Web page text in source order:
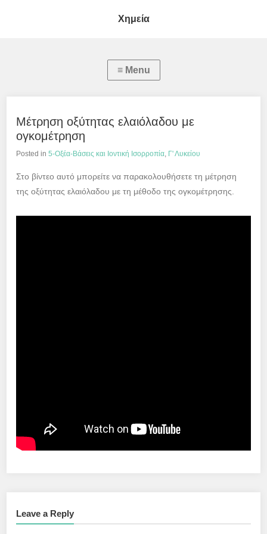
Χημεία
Μέτρηση οξύτητας ελαιόλαδου με
ογκομέτρηση
Posted in5-Οξέα-Βάσεις και Ιοντική Ισορροπία, Γ' Λυκείου
Στο βίντεο αυτό μπορείτε να παρακολουθήσετε τη μέτρηση
της οξύτητας ελαιόλαδου με τη μέθοδο της ογκομέτρησης.
Leave a Reply